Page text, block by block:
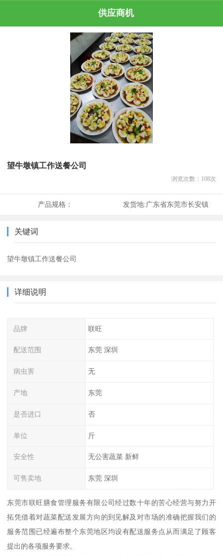
供应商机
望牛墩镇工作送餐公司
浏览次数： 108次
产品规格： 发货地:广东省东莞市长安镇
关键词
望牛墩镇工作送餐公司
详细说明
品牌 联旺
配送范围 东莞 深圳
病虫害 无
产地 东莞
是否进口 否
单位 斤
安全性 无公害蔬菜 新鲜
可售卖地 东莞 深圳
东莞市联旺膳食管理服务有限公司经过数十年的苦心经营与努力开
拓凭借着对蔬菜配送发展方向的到见解及对市场的准确把握我们的
服务范围已经遍布整个东莞地区均设有配送服务点从而满足了顾客
提出的各项服务要求。